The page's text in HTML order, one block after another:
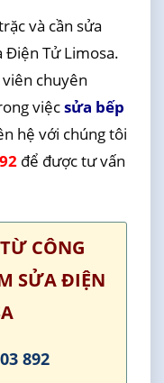
và cần sửa
Điện Tử Limosa.
chuyên
việcsửa bếp
hệ với chúng tôi
để được tư vấn
CÔNG
SỬA ĐIỆN
892